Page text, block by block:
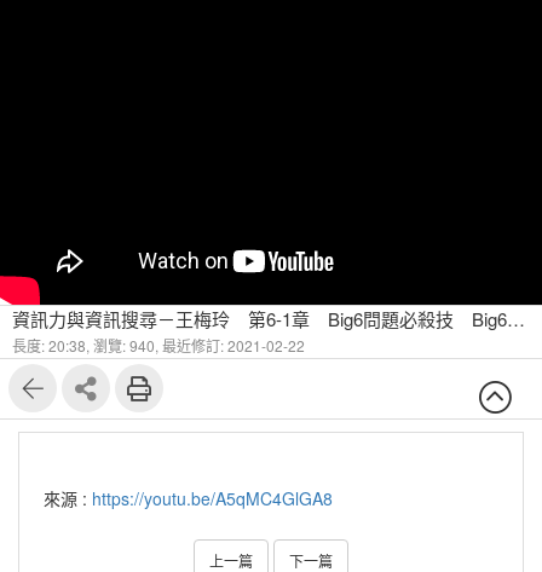
資訊力與資訊搜尋－王梅玲 第6-1章 Big6問題必殺技 Big6與問題解決
長度: 20:38, 瀏覽: 940, 最近修訂: 2021-02-22
來源 : https://youtu.be/A5qMC4GlGA8
上一篇 下一篇